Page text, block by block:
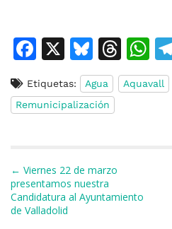
F
c
e
o
o
k
X
Bl
u
e
s
y
T
h
re
W
h
at
Etiquetas: Agua Aquavall
Remunicipalización
Navegación de entradas
← Viernes 22 de marzo
presentamos nuestra
Candidatura al Ayuntamiento
de Valladolid